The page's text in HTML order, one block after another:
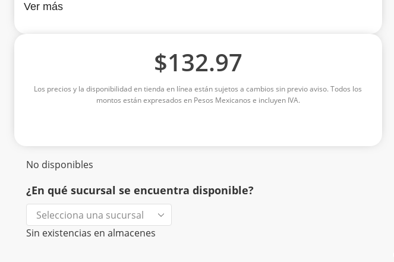
Ver más
$132.97
Los precios y la disponibilidad en tienda en línea están sujetos a cambios sin previo aviso. Todos los
montos están expresados en Pesos Mexicanos e incluyen IVA.
No disponibles
¿En qué sucursal se encuentra disponible?
Sin existencias en almacenes